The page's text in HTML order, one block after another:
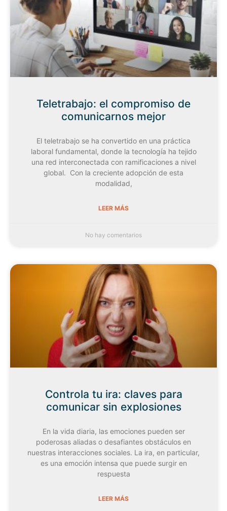
Teletrabajo: el compromiso de
comunicarnos mejor
El teletrabajo se ha convertido en una práctica
laboral fundamental, donde la tecnología ha tejido
una red interconectada con ramificaciones a nivel
global. Con la creciente adopción de esta
modalidad,
LEER MÁS
No hay comentarios
Controla tu ira: claves para
comunicar sin explosiones
En la vida diaria, las emociones pueden ser
poderosas aliadas o desafiantes obstáculos en
nuestras interacciones sociales. La ira, en particular,
es una emoción intensa que puede surgir en
respuesta
LEER MÁS